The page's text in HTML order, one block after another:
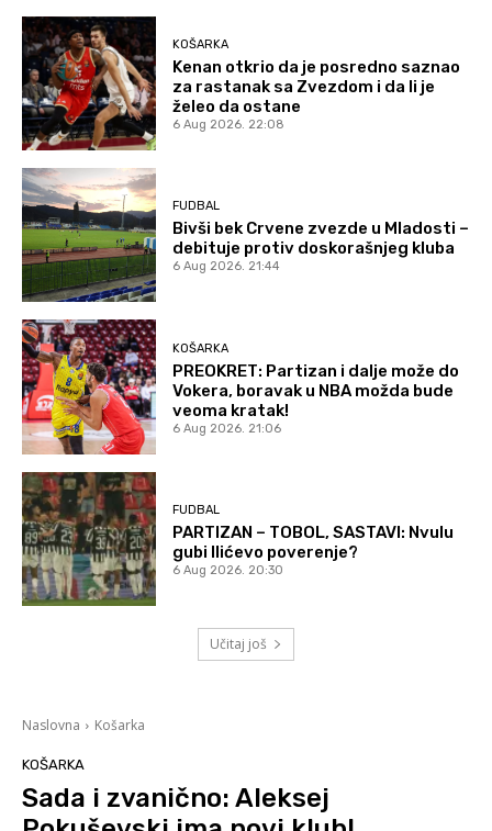
KOŠARKA
Kenan otkrio da je posredno saznao
za rastanak sa Zvezdom i da li je
želeo da ostane
6 Aug 2026. 22:08
FUDBAL
Bivši bek Crvene zvezde u Mladosti –
debituje protiv doskorašnjeg kluba
6 Aug 2026. 21:44
KOŠARKA
PREOKRET: Partizan i dalje može do
Vokera, boravak u NBA možda bude
veoma kratak!
6 Aug 2026. 21:06
FUDBAL
PARTIZAN – TOBOL, SASTAVI: Nvulu
gubi Ilićevo poverenje?
6 Aug 2026. 20:30
Učitaj još